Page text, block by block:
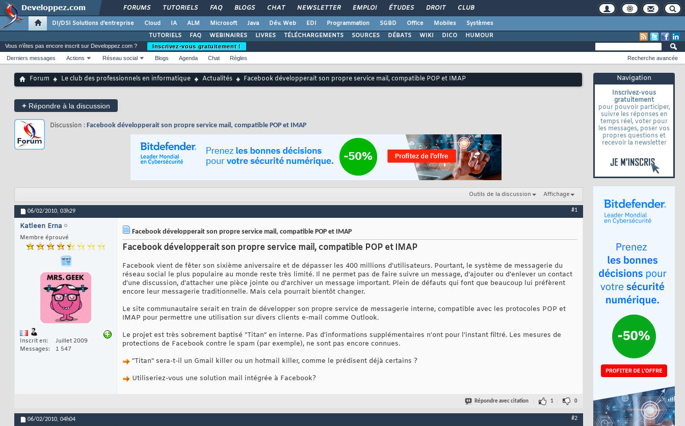
FORUMS TUTORIELS FAQ BLOGS CHAT NEWSLETTER EMPLOI ÉTUDES DROIT CLUB
DI/DSI Solutions d'entreprise Cloud IA ALM Microsoft Java Dév. Web EDI Programmation SGBD Office Mobiles
Systèmes
TUTORIELS
FAQ WEBINAIRES LIVRES TÉLÉCHARGEMENTS SOURCES DÉBATS WIKI DICO HUMOUR
Navigation
Inscrivez-vous
gratuitement
pour pouvoir participer,
suivre les réponses en
temps réel, voter pour
les messages, poser vos
propres questions et
recevoir la newsletter
Vous n'êtes pas encore inscrit sur Developpez.com ?
Inscrivez-vous gratuitement !
Derniers messages
Actions Réseau social Blogs Agenda Chat Règles Recherche avancée
Forum Le club des professionnels en informatique Actualités Facebook développerait son propre service mail, compatible POP et IMAP
+ Répondre à la discussion
Discussion : Facebook développerait son propre service mail, compatible POP et IMAP
Outils de la discussion Affichage
06/02/2010, 03h29 #1
Katleen Erna
Membre éprouvé
Inscrit en
Juillet 2009
Messages
1 547
Facebook développerait son propre service mail, compatible POP et IMAP
Facebook développerait son propre service mail, compatible POP et IMAP
Facebook vient de fêter son sixième aniversaire et de dépasser les 400 millions d'utilisateurs. Pourtant, le système de messagerie du
réseau social le plus populaire au monde reste très limité. Il ne permet pas de faire suivre un message, d'ajouter ou d'enlever un contact
d'une discussion, d'attacher une pièce jointe ou d'archiver un message important. Plein de défauts qui font que beaucoup lui préfèrent
encore leur messagerie traditionnelle. Mais cela pourrait bientôt changer.
Le site communautaire serait en train de développer son propre service de messagerie interne, compatible avec les protocoles POP et
IMAP pour permettre une utilisation sur divers clients e-mail comme Outlook.
Le projet est très sobrement baptisé "Titan" en interne. Pas d'informations supplémentaires n'ont pour l'instant filtré. Les mesures de
protections de Facebook contre le spam (par exemple), ne sont pas encore connues.
"Titan" sera-t-il un Gmail killer ou un hotmail killer, comme le prédisent déjà certains ?
Utiliseriez-vous une solution mail intégrée à Facebook?
Répondre avec citation 1 0
06/02/2010, 04h04 #2